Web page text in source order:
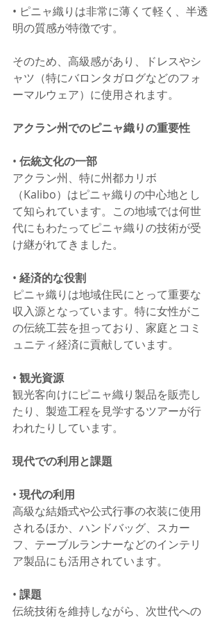
• ピニャ織りは非常に薄くて軽く、半透
明の質感が特徴です。
そのため、高級感があり、ドレスやシ
ャツ（特にバロンタガログなどのフォ
ーマルウェア）に使用されます。
アクラン州でのピニャ織りの重要性
• 伝統文化の一部
アクラン州、特に州都カリボ
（Kalibo）はピニャ織りの中心地とし
て知られています。この地域では何世
代にもわたってピニャ織りの技術が受
け継がれてきました。
• 経済的な役割
ピニャ織りは地域住民にとって重要な
収入源となっています。特に女性がこ
の伝統工芸を担っており、家庭とコミ
ュニティ経済に貢献しています。
• 観光資源
観光客向けにピニャ織り製品を販売し
たり、製造工程を見学するツアーが行
われたりしています。
現代での利用と課題
• 現代の利用
高級な結婚式や公式行事の衣装に使用
されるほか、ハンドバッグ、スカー
フ、テーブルランナーなどのインテリ
ア製品にも活用されています。
• 課題
伝統技術を維持しながら、次世代への